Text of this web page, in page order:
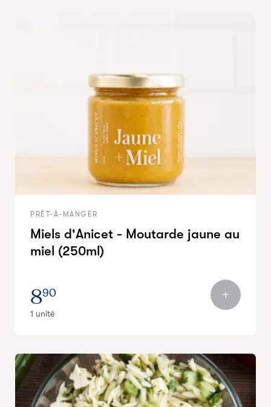
PRÊT-À-MANGER
Miels d'Anicet - Moutarde jaune au
miel (250ml)
890
1 unité